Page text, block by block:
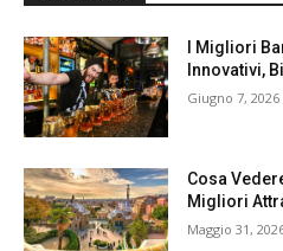
I Migliori
Innovativi,
Giugno 7, 2026
Cosa
Migliori
Maggio 31,